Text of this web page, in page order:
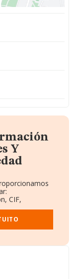
Y
CIF,
la empresa.